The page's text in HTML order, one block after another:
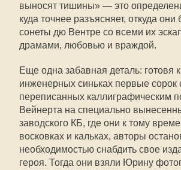
выносят тишины» — это
куда точнее разъясняет, откуда
сонеты дю Вентре со всеми их
драмами, любовью и враждой.
Еще одна забавная деталь: готовя
инженерных синьках первые сорок
переписанных каллиграфическим
Вейнерта на специально
заводского КБ, где они к тому
восковках и кальках, авторы
необходимостью снабдить свое
героя. Тогда они взяли Юрину